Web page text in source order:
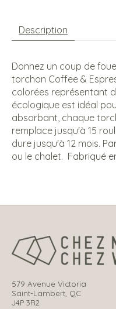
Description
Donnez un coup de
torchon Coffee &
colorées représentant
écologique est idéal
absorbant, chaque
remplace jusqu'à 15
dure jusqu'à 12 mois.
ou le chalet. Fabriqué
579 Avenue Victoria
Saint-Lambert, QC
J4P 3R2